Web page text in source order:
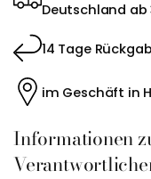
Deutschland
14 Tage
im Geschäft in
Informationen